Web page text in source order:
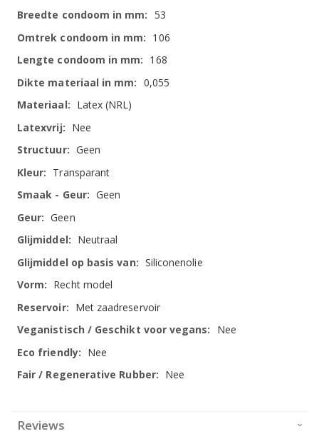
informatie
53
106
168
0,055
Latex (NRL)
Nee
Geen
Transparant
Geen
Geen
Neutraal
Siliconenolie
Recht model
Met zaadreservoir
Nee
Nee
Nee
Reviews